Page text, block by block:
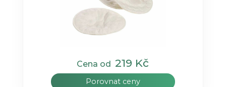
Cena od219 Kč
Porovnat ceny